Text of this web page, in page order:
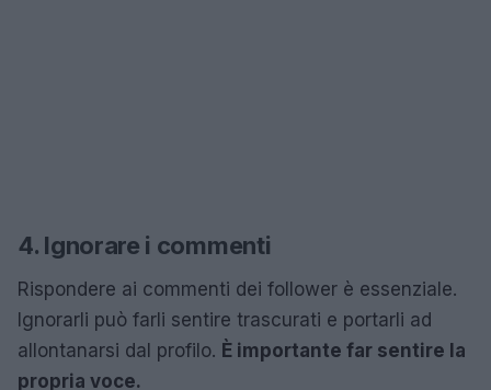
4. Ignorare i commenti
Rispondere ai commenti dei follower è essenziale.
Ignorarli può farli sentire trascurati e portarli ad
allontanarsi dal profilo. È importante far sentire la
propria voce.